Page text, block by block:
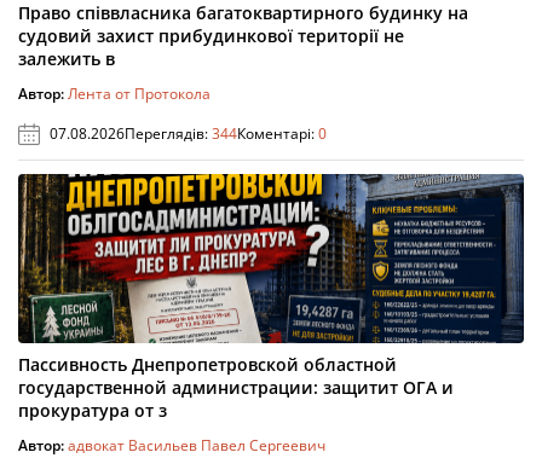
Право співвласника багатоквартирного будинку на
судовий захист прибудинкової території не
залежить в
Автор:Лента от Протокола
07.08.2026Переглядів:344Коментарі:0
Пассивность Днепропетровской областной
государственной администрации: защитит ОГА и
прокуратура от з
Автор:адвокат Васильев Павел Сергеевич